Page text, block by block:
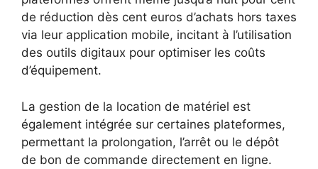
de réduction dès cent euros d’achats hors taxes
via leur application mobile, incitant à l’utilisation
des outils digitaux pour optimiser les coûts
d’équipement.
La gestion de la location de matériel est
également intégrée sur certaines plateformes,
permettant la prolongation, l’arrêt ou le dépôt
de bon de commande directement en ligne.